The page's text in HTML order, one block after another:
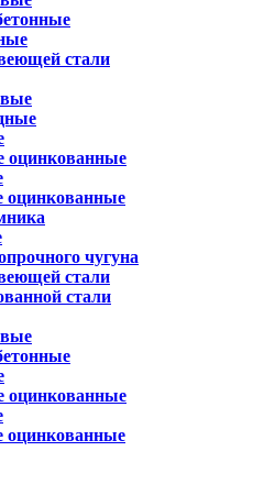
стали
оцинкованные
оцинкованные
чугуна
стали
стали
оцинкованные
оцинкованные